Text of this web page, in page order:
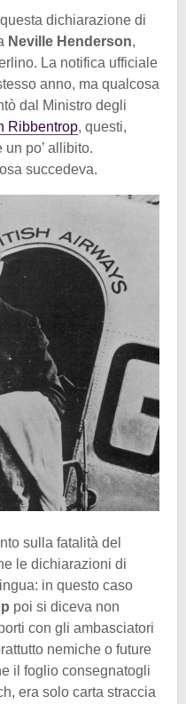
dichiarazione di
Neville Henderson,
La notifica ufficiale
anno, ma qualcosa
dal Ministro degli
Ribbentrop, questi,
po’ allibito.
succedeva.
sulla fatalità del
le dichiarazioni di
in questo caso
poi si diceva non
con gli ambasciatori
nemiche o future
il foglio consegnatogli
era solo carta straccia